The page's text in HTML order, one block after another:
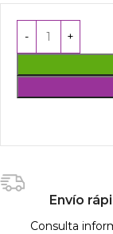
Envío
Consulta